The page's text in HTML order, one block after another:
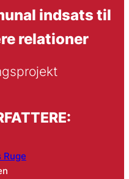
indsats til
relationer
Ruge